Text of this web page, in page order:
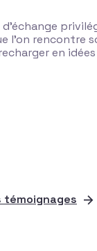
rencontre
en
témoignages